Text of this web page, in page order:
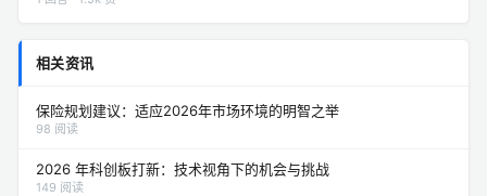
相关资讯
保险规划建议：适应2026年市场环境的明智之举
98 阅读
2026 年科创板打新：技术视角下的机会与挑战
149 阅读